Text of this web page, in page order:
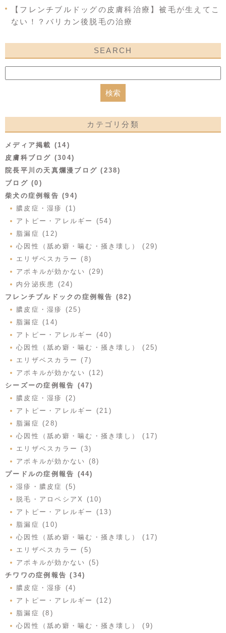
【フレンチブルドッグの皮膚科治療】被毛が生えてこ
ない！？バリカン後脱毛の治療
SEARCH
カテゴリ分類
メディア掲載 (14)
皮膚科ブログ (304)
院長平川の天真爛漫ブログ (238)
ブログ (0)
柴犬の症例報告 (94)
膿皮症・湿疹 (1)
アトピー・アレルギー (54)
脂漏症 (12)
心因性（舐め癖・噛む・掻き壊し） (29)
エリザベスカラー (8)
アポキルが効かない (29)
内分泌疾患 (24)
フレンチブルドックの症例報告 (82)
膿皮症・湿疹 (25)
脂漏症 (14)
アトピー・アレルギー (40)
心因性（舐め癖・噛む・掻き壊し） (25)
エリザベスカラー (7)
アポキルが効かない (12)
シーズーの症例報告 (47)
膿皮症・湿疹 (2)
アトピー・アレルギー (21)
脂漏症 (28)
心因性（舐め癖・噛む・掻き壊し） (17)
エリザベスカラー (3)
アポキルが効かない (8)
プードルの症例報告 (44)
湿疹・膿皮症 (5)
脱毛・アロペシアX (10)
アトピー・アレルギー (13)
脂漏症 (10)
心因性（舐め癖・噛む・掻き壊し） (17)
エリザベスカラー (5)
アポキルが効かない (5)
チワワの症例報告 (34)
膿皮症・湿疹 (4)
アトピー・アレルギー (12)
脂漏症 (8)
心因性（舐め癖・噛む・掻き壊し） (9)